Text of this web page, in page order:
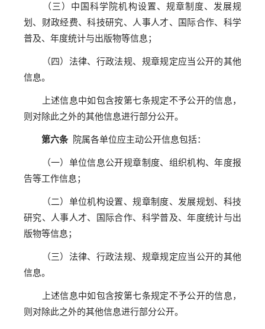
（三）中国科学院机构设置、规章制度、发展规
划、财政经费、科技研究、人事人才、国际合作、科学
普及、年度统计与出版物等信息；
（四）法律、行政法规、规章规定应当公开的其他
信息。
上述信息中如包含按第七条规定不予公开的信息，
则对除此之外的其他信息进行部分公开。
第六条院属各单位应主动公开信息包括：
（一）单位信息公开规章制度、组织机构、年度报
告等工作信息；
（二）单位机构设置、规章制度、发展规划、科技
研究、人事人才、国际合作、科学普及、年度统计与出
版物等信息；
（三）法律、行政法规、规章规定应当公开的其他
信息。
上述信息中如包含按第七条规定不予公开的信息，
则对除此之外的其他信息进行部分公开。